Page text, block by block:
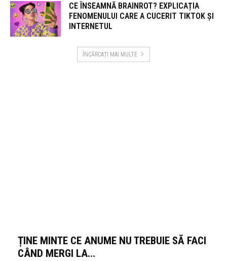
CE ÎNSEAMNĂ BRAINROT? EXPLICAȚIA
FENOMENULUI CARE A CUCERIT TIKTOK ȘI
INTERNETUL
ÎNCĂRCAȚI MAI MULTE
ȚINE MINTE CE ANUME NU TREBUIE SĂ FACI
CÂND MERGI LA...